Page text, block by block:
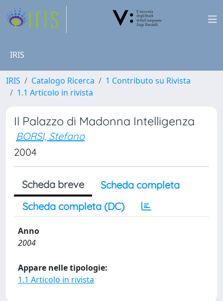
IRIS
IRIS Catalogo Ricerca
1 Contributo su Rivista
1.1 Articolo in rivista
Il Palazzo di Madonna Intelligenza
BORSI, Stefano
2004
Scheda breve
Scheda completa
Scheda completa (DC)
Anno
2004
Appare nelle tipologie:
1.1 Articolo in rivista